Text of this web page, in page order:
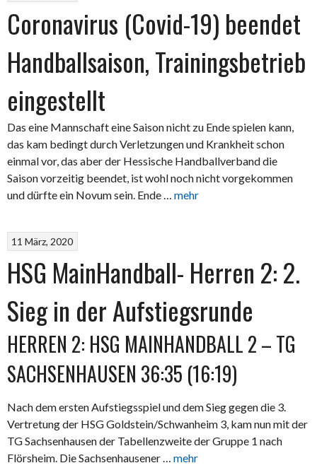
Coronavirus (Covid-19) beendet
Handballsaison, Trainingsbetrieb
eingestellt
Das eine Mannschaft eine Saison nicht zu Ende spielen kann,
das kam bedingt durch Verletzungen und Krankheit schon
einmal vor, das aber der Hessische Handballverband die
Saison vorzeitig beendet, ist wohl noch nicht vorgekommen
und dürfte ein Novum sein. Ende … mehr
11 März, 2020
HSG MainHandball- Herren 2: 2.
Sieg in der Aufstiegsrunde
HERREN 2: HSG MAINHANDBALL 2 – TG
SACHSENHAUSEN 36:35 (16:19)
Nach dem ersten Aufstiegsspiel und dem Sieg gegen die 3.
Vertretung der HSG Goldstein/Schwanheim 3, kam nun mit der
TG Sachsenhausen der Tabellenzweite der Gruppe 1 nach
Flörsheim. Die Sachsenhausener … mehr